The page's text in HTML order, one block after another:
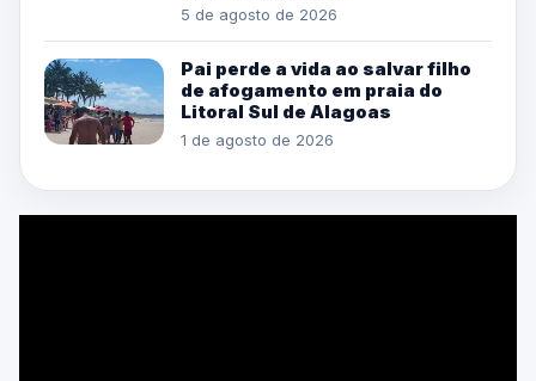
5 de agosto de 2026
Pai perde a vida ao salvar filho
de afogamento em praia do
Litoral Sul de Alagoas
1 de agosto de 2026